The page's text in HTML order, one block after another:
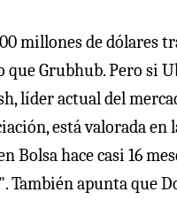
millones de dólares
Grubhub. Pero si
líder actual del
está valorada en
Bolsa hace casi 16
También apunta que